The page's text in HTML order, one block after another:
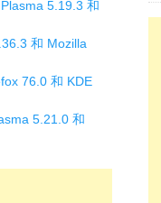
5.19.3 和
和 Mozilla
76.0 和 KDE
5.21.0 和